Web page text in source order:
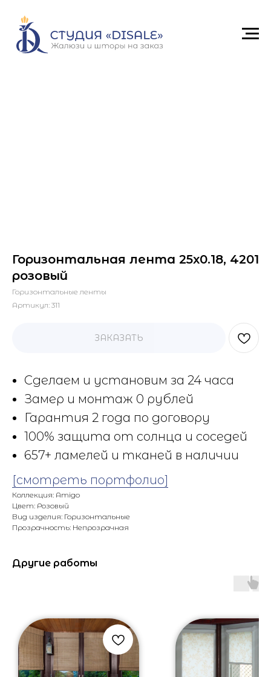
Горизонтальная лента 25x0.18, 4201
розовый
Горизонтальные ленты
Артикул: 311
ЗАКАЗАТЬ
Сделаем и установим за 24 часа
Замер и монтаж 0 рублей
Гарантия 2 года по договору
100% защита от солнца и соседей
657+ ламелей и тканей в наличии
[смотреть портфолио]
Коллекция: Amigo
Цвет: Розовый
Вид изделия: Горизонтальные
Прозрачность: Непрозрачная
Другие работы